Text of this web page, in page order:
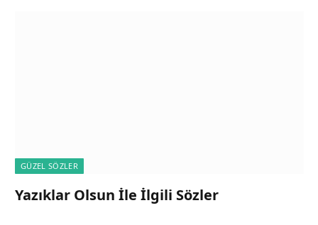
GÜZEL SÖZLER
Yazıklar Olsun İle İlgili Sözler